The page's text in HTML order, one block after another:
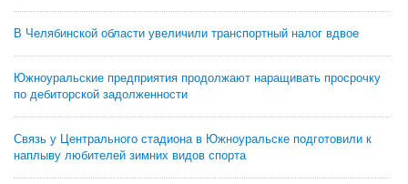
В Челябинской области увеличили транспортный налог вдвое
Южноуральские предприятия продолжают наращивать просрочку
по дебиторской задолженности
Связь у Центрального стадиона в Южноуральске подготовили к
наплыву любителей зимних видов спорта